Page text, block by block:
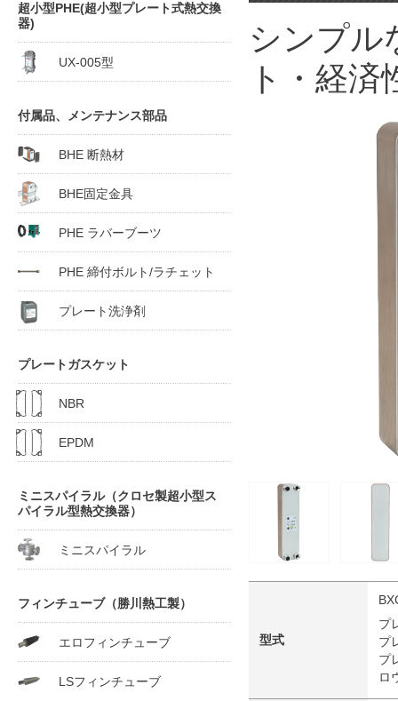
シンプル
ト・経
型式
プ
プ
プ
ロ
超小型PHE(超小型プレート式熱交換
器)
UX-005型
付属品、メンテナンス部品
BHE 断熱材
BHE固定金具
PHE ラバーブーツ
PHE 締付ボルト/ラチェット
プレート洗浄剤
プレートガスケット
NBR
EPDM
ミニスパイラル（クロセ製超小型ス
パイラル型熱交換器）
ミニスパイラル
フィンチューブ（勝川熱工製）
エロフィンチューブ
LSフィンチューブ